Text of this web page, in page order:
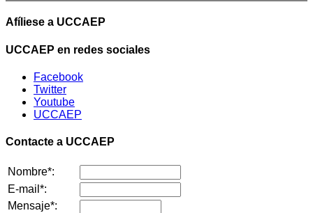
Afíliese a UCCAEP
UCCAEP en redes sociales
Facebook
Twitter
Youtube
UCCAEP
Contacte a UCCAEP
Nombre*:
E-mail*:
Mensaje*: